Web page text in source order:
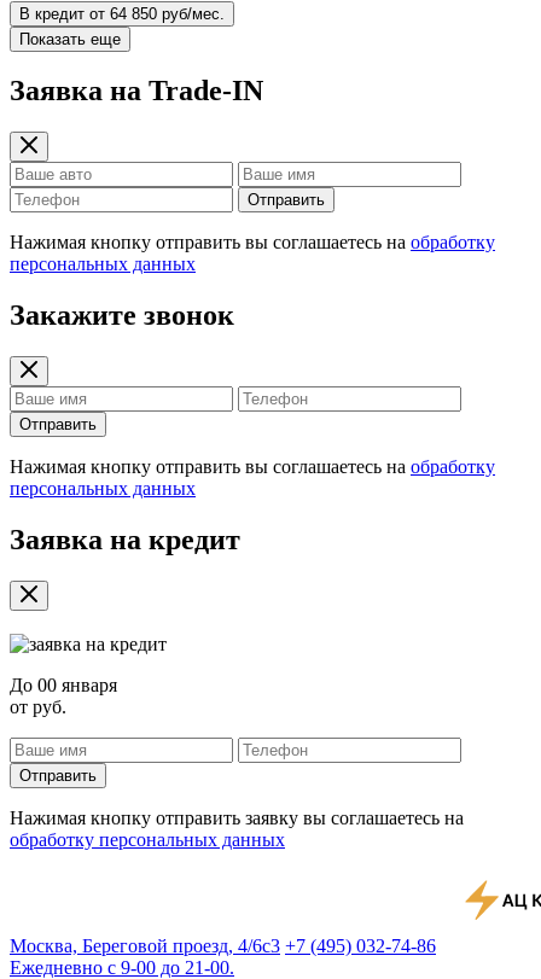
В кредит от 64 850 руб/мес.
Показать еще
Заявка на Trade-IN
Отправить
Нажимая кнопку отправить вы соглашаетесь на обработку
персональных данных
Закажите звонок
Отправить
Нажимая кнопку отправить вы соглашаетесь на обработку
персональных данных
Заявка на кредит
До 00 января
от руб.
Отправить
Нажимая кнопку отправить заявку вы соглашаетесь на
обработку персональных данных
Москва, Береговой проезд, 4/6с3 +7 (495) 032-74-86
Ежедневно с 9-00 до 21-00.